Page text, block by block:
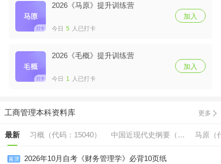
2026《马原》提升训练营
今日 5 人已打卡
加入
2026《毛概》提升训练营
今日 1 人已打卡
加入
工商管理本科资料库 更多
最新 习概（代码：15040） 中国近现代史纲要（代
码:15043）
马原（
2026年10月自考《财务管理学》必背10页纸